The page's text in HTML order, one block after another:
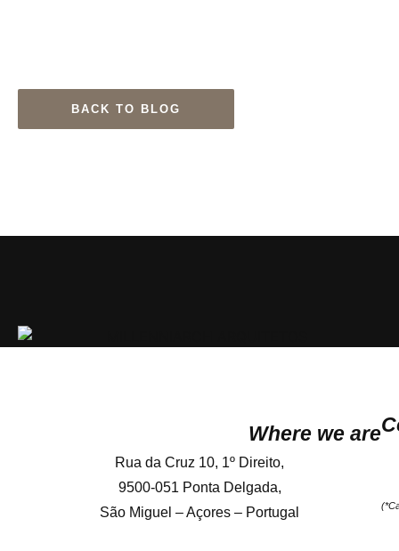
BACK TO BLOG
Where we are
Rua da Cruz 10, 1º Direito,
9500-051 Ponta Delgada,
São Miguel – Açores – Portugal